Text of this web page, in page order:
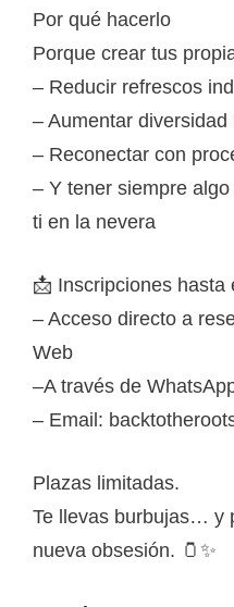
Por qué hacerlo
Porque crear tus
– Reducir refrescos
– Aumentar diversidad
– Reconectar con
– Y tener siempre
ti en la nevera
📩 Inscripciones hasta
– Acceso directo a
Web
–A través de
– Email:
Plazas limitadas.
Te llevas burbujas… y
nueva obsesión. 🫙✨